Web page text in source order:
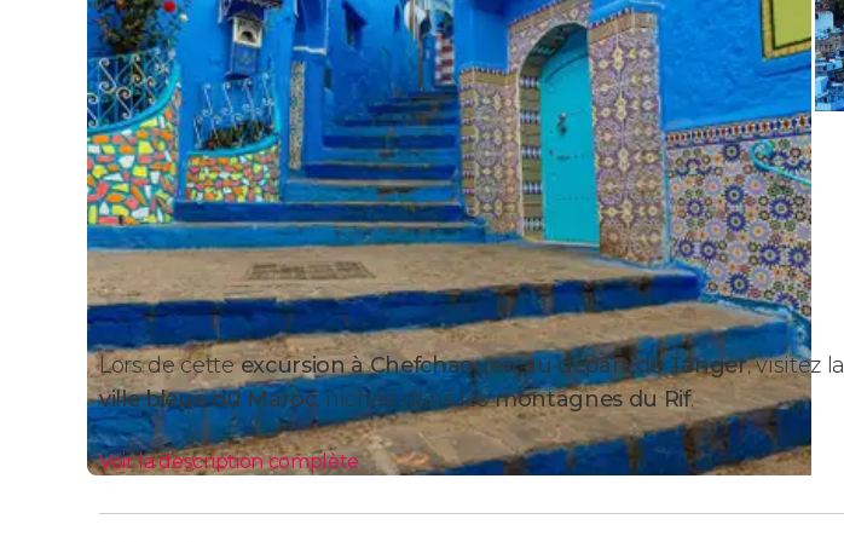
Lors de cetteexcursion à Chefchaouenau départ de Tanger, visitez la
ville bleue du Maroc, nichée dans lesmontagnes du Rif.
Voir la description complète